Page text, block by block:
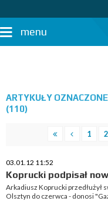
menu
ARTYKUŁY
(110)
1 2
03.01.12 11:52
Koprucki podpisał
Arkadiusz Koprucki przedłużył
Olsztyn do czerwca - donosi